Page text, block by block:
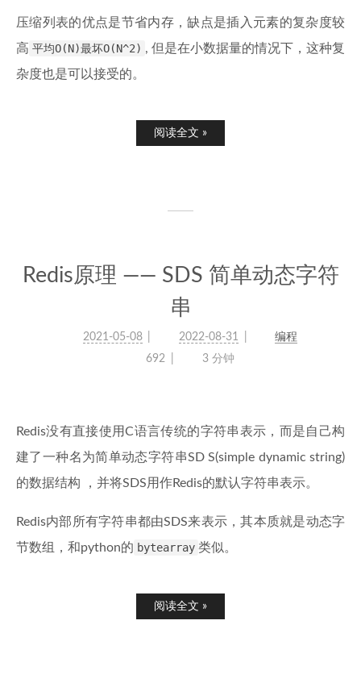
压缩列表的优点是节省内存，缺点是插入元素的复杂度较
高 平均O(N)最坏O(N^2) , 但是在小数据量的情况下，这种复
杂度也是可以接受的。
阅读全文 »
Redis原理 —— SDS 简单动态字符
串
2021-05-08 2022-08-31
编程
692
3 分钟
Redis没有直接使用C语言传统的字符串表示，而是自己构
建了一种名为简单动态字符串SD S(simple dynamic string)
的数据结构 ，并将SDS用作Redis的默认字符串表示。
Redis内部所有字符串都由SDS来表示，其本质就是动态字
节数组，和python的 bytearray 类似。
阅读全文 »